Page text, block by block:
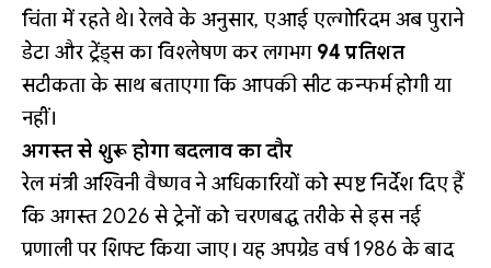
चिंता में रहते थे। रेलवे के अनुसार, एआई एल्गोरिदम अब पुराने
डेटा और ट्रेंड्स का विश्लेषण कर लगभग 94 प्रतिशत
सटीकता के साथ बताएगा कि आपकी सीट कन्फर्म होगी या
नहीं।
अगस्त से शुरू होगा बदलाव का दौर
रेल मंत्री अश्विनी वैष्णव ने अधिकारियों को स्पष्ट निर्देश दिए हैं
कि अगस्त 2026 से ट्रेनों को चरणबद्ध तरीके से इस नई
प्रणाली पर शिफ्ट किया जाए। यह अपग्रेड वर्ष 1986 के बाद